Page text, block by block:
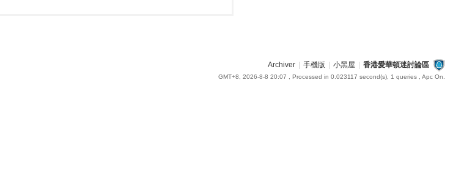
Archiver 手機版 小黑屋 香港愛華頓迷討論區
GMT+8, 2026-8-8 20:07 , Processed in 0.023117 second(s), 1 queries , Apc On.